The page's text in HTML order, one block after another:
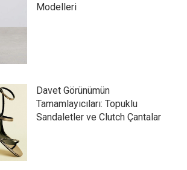
Modelleri
Davet Görünümün
Tamamlayıcıları: Topuklu
Sandaletler ve Clutch Çantalar